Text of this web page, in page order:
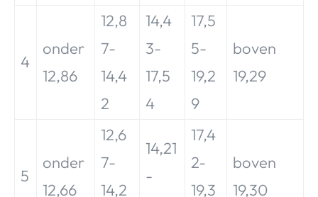
4
onder
12,86
12,8
7-
14,4
2
14,4
3-
17,5
4
17,5
5-
19,2
9
boven
19,29
5
onder
12,66
12,6
7-
14,2
14,21
-
17,4
2-
19,3
boven
19,30